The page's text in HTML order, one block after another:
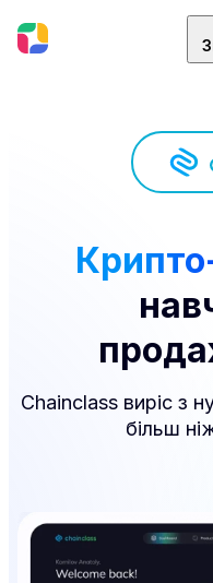
Chainclass виріс з
більш